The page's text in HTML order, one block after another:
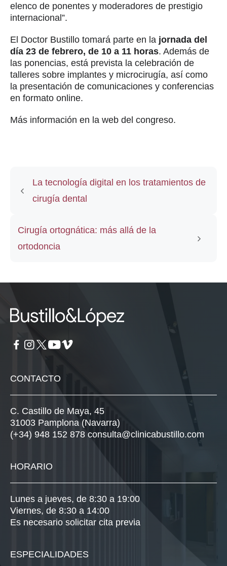
elenco de ponentes y moderadores de prestigio
internacional”.
El Doctor Bustillo tomará parte en la jornada del
día 23 de febrero, de 10 a 11 horas. Además de
las ponencias, está prevista la celebración de
talleres sobre implantes y microcirugía, así como
la presentación de comunicaciones y conferencias
en formato online.
Más información en la web del congreso.
La tecnología digital en los tratamientos de
cirugía dental
Cirugía ortognática: más allá de la
ortodoncia
CONTACTO
C. Castillo de Maya, 45
31003 Pamplona (Navarra)
(+34) 948 152 878 consulta@clinicabustillo.com
HORARIO
Lunes a jueves, de 8:30 a 19:00
Viernes, de 8:30 a 14:00
Es necesario solicitar cita previa
ESPECIALIDADES